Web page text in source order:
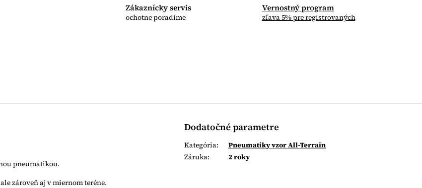
Zákaznícky servis
ochotne poradíme
Vernostný program
zľava 5% pre registrovaných
pneumatikou.
zároveň aj v miernom teréne.
Dodatočné parametre
Kategória:
Pneumatiky vzor All-Terrain
Záruka: 2 roky